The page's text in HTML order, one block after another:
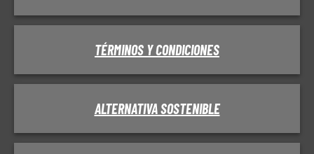
TÉRMINOS Y CONDICIONES
ALTERNATIVA SOSTENIBLE